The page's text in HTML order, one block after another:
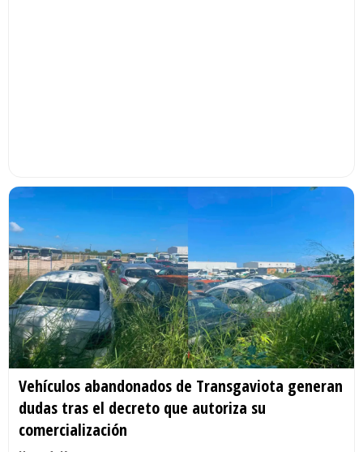
Vehículos abandonados de Transgaviota generan
dudas tras el decreto que autoriza su
comercialización